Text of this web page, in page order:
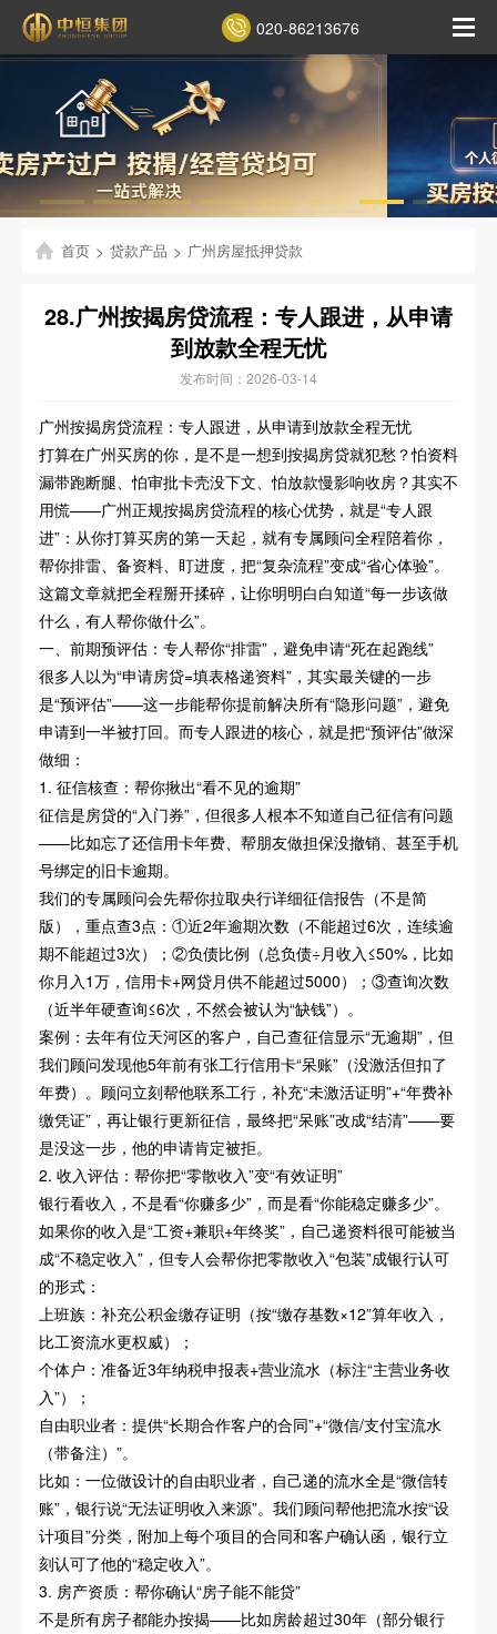
020-86213676
首页 > 贷款产品 > 广州房屋抵押贷款
28.广州按揭房贷流程：专人跟进，从申请
到放款全程无忧
发布时间：2026-03-14
广州按揭房贷流程：专人跟进，从申请到放款全程无忧
打算在广州买房的你，是不是一想到按揭房贷就犯愁？怕资料
漏带跑断腿、怕审批卡壳没下文、怕放款慢影响收房？其实不
用慌——广州正规按揭房贷流程的核心优势，就是“专人跟
进”：从你打算买房的第一天起，就有专属顾问全程陪着你，
帮你排雷、备资料、盯进度，把“复杂流程”变成“省心体验”。
这篇文章就把全程掰开揉碎，让你明明白白知道“每一步该做
什么，有人帮你做什么”。
一、前期预评估：专人帮你“排雷”，避免申请“死在起跑线”
很多人以为“申请房贷=填表格递资料”，其实最关键的一步
是“预评估”——这一步能帮你提前解决所有“隐形问题”，避免
申请到一半被打回。而专人跟进的核心，就是把“预评估”做深
做细：
1. 征信核查：帮你揪出“看不见的逾期”
征信是房贷的“入门券”，但很多人根本不知道自己征信有问题
——比如忘了还信用卡年费、帮朋友做担保没撤销、甚至手机
号绑定的旧卡逾期。
我们的专属顾问会先帮你拉取央行详细征信报告（不是简
版），重点查3点：①近2年逾期次数（不能超过6次，连续逾
期不能超过3次）；②负债比例（总负债÷月收入≤50%，比如
你月入1万，信用卡+网贷月供不能超过5000）；③查询次数
（近半年硬查询≤6次，不然会被认为“缺钱”）。
案例：去年有位天河区的客户，自己查征信显示“无逾期”，但
我们顾问发现他5年前有张工行信用卡“呆账”（没激活但扣了
年费）。顾问立刻帮他联系工行，补充“未激活证明”+“年费补
缴凭证”，再让银行更新征信，最终把“呆账”改成“结清”——要
是没这一步，他的申请肯定被拒。
2. 收入评估：帮你把“零散收入”变“有效证明”
银行看收入，不是看“你赚多少”，而是看“你能稳定赚多少”。
如果你的收入是“工资+兼职+年终奖”，自己递资料很可能被当
成“不稳定收入”，但专人会帮你把零散收入“包装”成银行认可
的形式：
上班族：补充公积金缴存证明（按“缴存基数×12”算年收入，
比工资流水更权威）；
个体户：准备近3年纳税申报表+营业流水（标注“主营业务收
入”）；
自由职业者：提供“长期合作客户的合同”+“微信/支付宝流水
（带备注）”。
比如：一位做设计的自由职业者，自己递的流水全是“微信转
账”，银行说“无法证明收入来源”。我们顾问帮他把流水按“设
计项目”分类，附加上每个项目的合同和客户确认函，银行立
刻认可了他的“稳定收入”。
3. 房产资质：帮你确认“房子能不能贷”
不是所有房子都能办按揭——比如房龄超过30年（部分银行